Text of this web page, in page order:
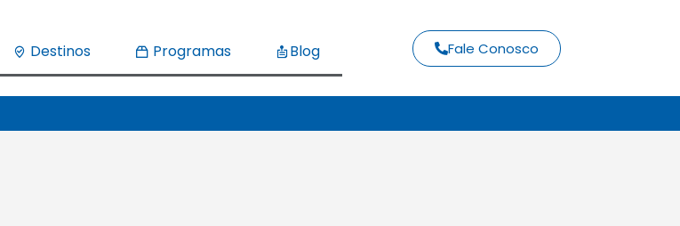
Destinos Programas Blog Fale Conosco